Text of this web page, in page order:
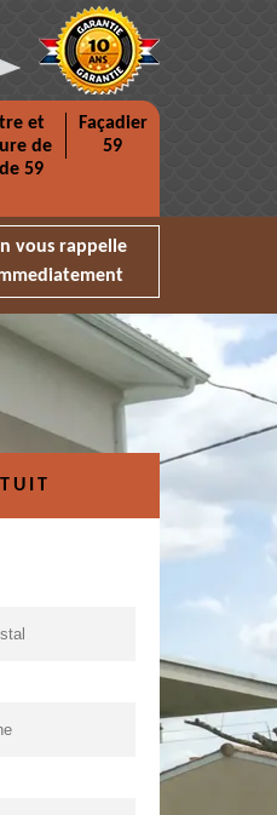
et
de
59
Façadier
59
vous rappelle